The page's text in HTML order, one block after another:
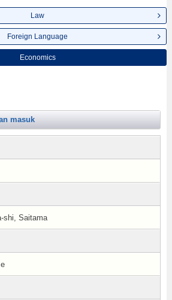
Law
Foreign Language
Economics
masuk
shi, Saitama